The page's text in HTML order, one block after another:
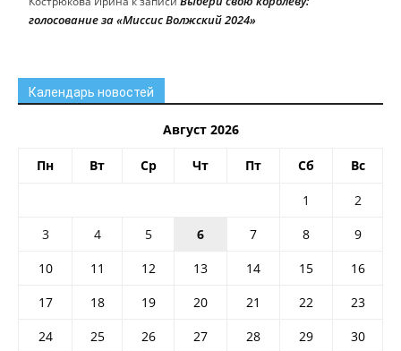
голосование за «Миссис Волжский 2024»
Календарь новостей
Август 2026
Пн Вт Ср Чт Пт Сб Вс
1
2
3
4 5 6 7 8
9
10
11 12 13 14 15
16
17
18 19 20 21 22
23
24
25 26 27 28 29
30